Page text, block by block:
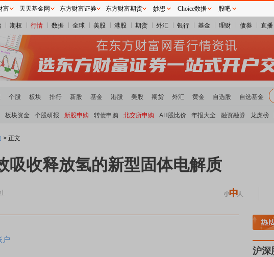
期权 行情 数据 全球 美股 港股 期货 外汇 银行 基金 理财 债券 直播
个股 板块 排行 新股 基金 港股 美股 期货 外汇 黄金 自选股 自选基金
板块资金 个股研报 新股申购 转债申购 北交所申购 AH股比价 年报大全 融资融券 龙虎榜
> 正文
吸收释放氢的新型固体电解质
户
A股估值分析全览
沪深
富 天天基金网 东方财富证券 东方财富期货 妙想 Choice数据 股吧